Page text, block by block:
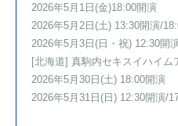
2026年5月1日(金)18:00開演
2026年5月2日(土) 13:30開演/
2026年5月3日(日・祝) 12:30開
[北海道] 真駒内セキスイハイ
2026年5月30日(土) 18:00開演
2026年5月31日(日) 12:30開演/